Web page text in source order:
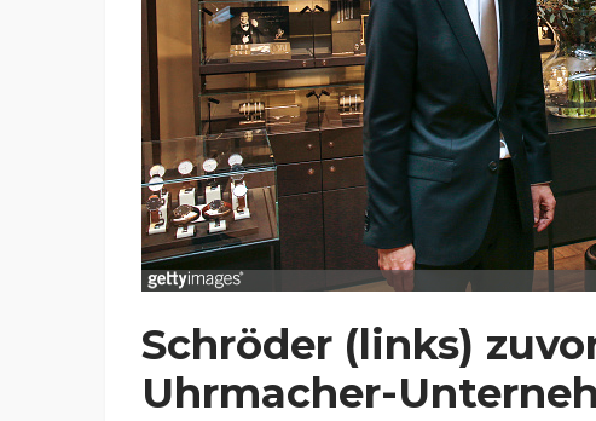
Schröder (links)
Uhrmacher-